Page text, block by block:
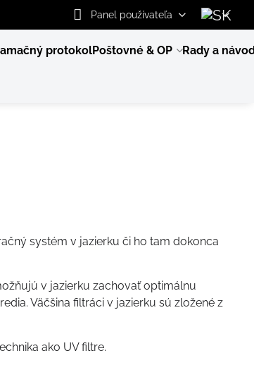
Panel používateľa
protokolPoštovné & OP Rady a
systém v jazierku či ho tam dokonca
v jazierku zachovať optimálnu
Väčšina filtráci v jazierku sú zložené z
​​ako UV filtre.